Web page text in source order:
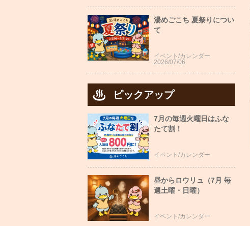
湯めごこち 夏祭りについ
て
イベント/カレンダー
2026/07/06
ピックアップ
7月の毎週火曜日はふな
たて割！
イベント/カレンダー
昼からロウリュ（7月 毎
週土曜・日曜）
イベント/カレンダー